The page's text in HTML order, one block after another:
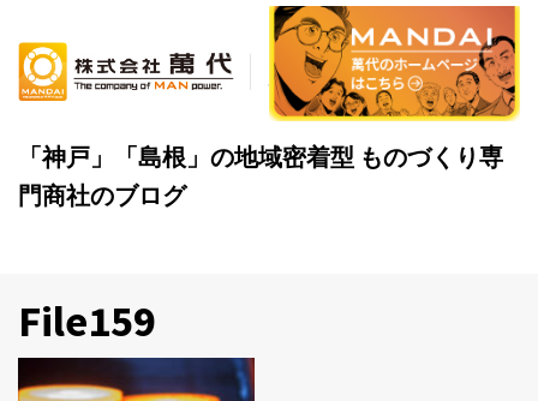
content
「神戸」「島根」の地域密着型 ものづくり専
門商社のブログ
File159